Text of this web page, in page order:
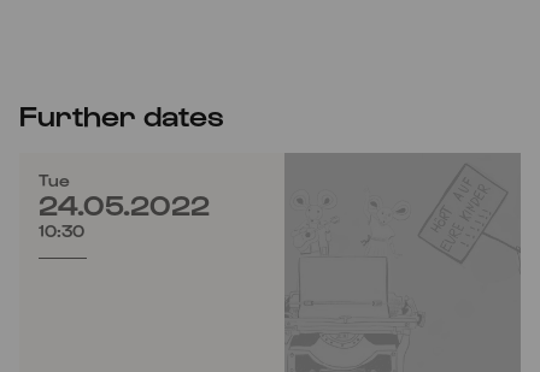
Further dates
Tue
24.05.2022
10:30